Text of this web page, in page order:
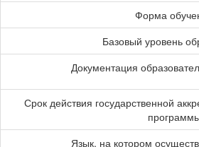
Форма
Базовый уровень
Документация
Срок действия государственной
Язык, на котором